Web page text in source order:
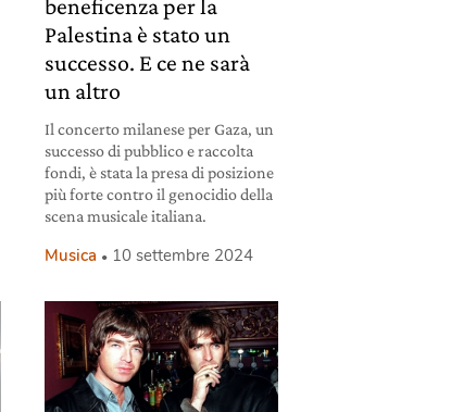
beneficenza per la
Palestina è stato un
successo. E ce ne sarà
un altro
Il concerto milanese per Gaza, un
successo di pubblico e raccolta
fondi, è stata la presa di posizione
più forte contro il genocidio della
scena musicale italiana.
Musica 10 settembre 2024